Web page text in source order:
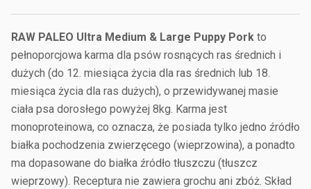
RAW PALEO Ultra Medium & Large Puppy Pork to
pełnoporcjowa karma dla psów rosnących ras średnich i
dużych (do 12. miesiąca życia dla ras średnich lub 18.
miesiąca życia dla ras dużych), o przewidywanej masie
ciała psa dorosłego powyżej 8kg. Karma jest
monoproteinowa, co oznacza, że posiada tylko jedno źródło
białka pochodzenia zwierzęcego (wieprzowina), a ponadto
ma dopasowane do białka źródło tłuszczu (tłuszcz
wieprzowy). Receptura nie zawiera grochu ani zbóż. Skład